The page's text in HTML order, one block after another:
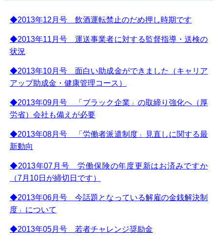
◆2013年12月号 飲酒運転禁止のだめ押し時期です
◆2013年11月号 運送事業者に対する監督指導・送検の
状況
◆2013年10月号 面白い助成金ができました（キャリア
アップ助成金・健康管理コース）
◆2013年09月号 「ブラック企業」の取締り強化へ（厚
労省）会社も備えが必要
◆2013年08月号 「労働者派遣制度」見直しに関する最
新動向
◆2013年07月号 労働保険の年度更新はお済みですか
（7月10日が締切日です）
◆2013年06月号 今話題となっている解雇の金銭解決制
度」について
◆2013年05月号 若者チャレンジ奨励金